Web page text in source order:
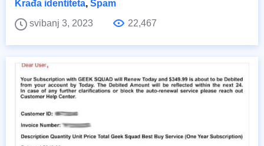
Krađa identiteta, Spam
svibanj 3, 2023
22,467